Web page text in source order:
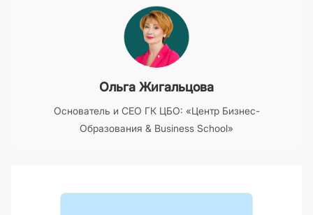
Ольга Жигальцова
Основатель и CEO ГК ЦБО: «Центр Бизнес-
Образования & Business School»